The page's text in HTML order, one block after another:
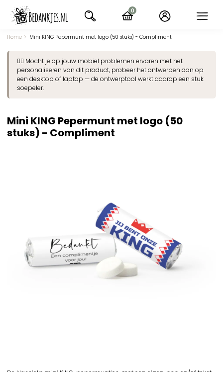
naar
navigatie
Home Mini KING Pepermunt met logo (50 stuks) - Compliment
👉🏽 Mocht je op jouw mobiel problemen ervaren met het
personaliseren van dit product, probeer het ontwerpen dan op
een desktop of laptop — de ontwerptool werkt daarop een stuk
soepeler.
Mini KING Pepermunt met logo (50
stuks) - Compliment
0
items